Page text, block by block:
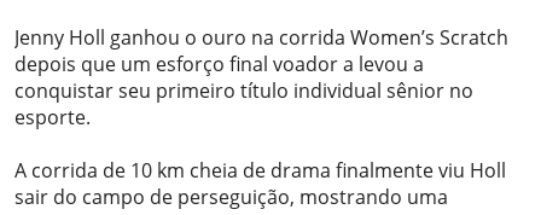
Jenny Holl ganhou o ouro na corrida Women’s Scratch
depois que um esforço final voador a levou a
conquistar seu primeiro título individual sênior no
esporte.
A corrida de 10 km cheia de drama finalmente viu Holl
sair do campo de perseguição, mostrando uma